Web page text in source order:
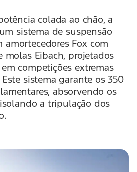
colada ao chão, a
sistema de suspensão
Fox com
molas Eibach, projetados
competições extremas
sistema garante os 350
absorvendo os
a tripulação dos